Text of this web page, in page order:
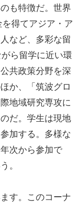
も特徴だ。世界
得てアジア・ア
など、多彩な留
ら留学に近い環
共政策分野を深
か、「筑波グロ
地域研究専攻に
だ。学生は現地
加する。多様な
次から参加で
。
す。このコーナ